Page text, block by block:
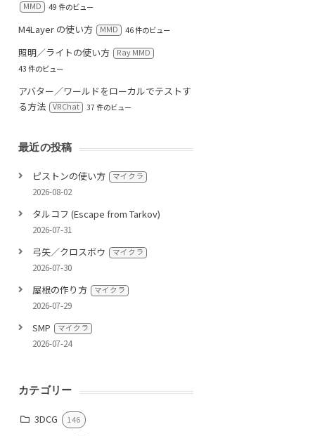
MMD 49 件のビュー
M4Layer の使い方 MMD 46 件のビュー
照明／ライトの使い方
Ray MMD
43 件のビュー
アバター／ワールドをローカルでテストす
る方法
VRChat 37 件のビュー
最近の投稿
ピストンの使い方 マイクラ
2026-08-02
タルコフ (Escape from Tarkov)
2026-07-31
弓矢／クロスボウ マイクラ
2026-07-30
屋根の作り方 マイクラ
2026-07-29
SMP マイクラ
2026-07-24
カテゴリー
3DCG 146